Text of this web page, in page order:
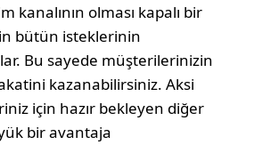
kanalının olması kapalı bir
bütün isteklerinin
Bu sayede müşterilerinizin
kazanabilirsiniz. Aksi
için hazır bekleyen diğer
bir avantaja